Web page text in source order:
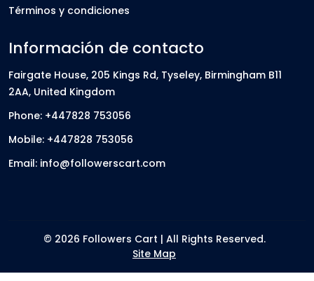
Términos y condiciones
Información de contacto
Fairgate House, 205 Kings Rd, Tyseley, Birmingham B11
2AA, United Kingdom
Phone: +447828 753056
Mobile: +447828 753056
Email: info@followerscart.com
© 2026 Followers Cart | All Rights Reserved.
Site Map